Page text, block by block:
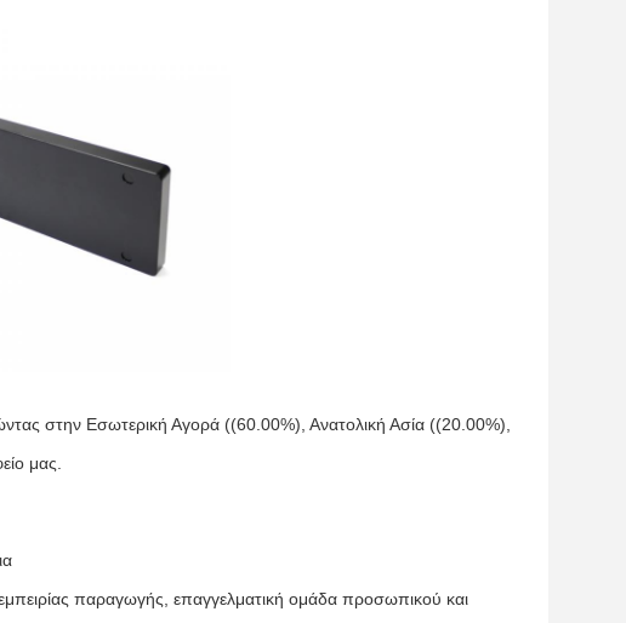
στην Εσωτερική Αγορά ((60.00%), Ανατολική Ασία ((20.00%),
μας.
παραγωγής, επαγγελματική ομάδα προσωπικού και